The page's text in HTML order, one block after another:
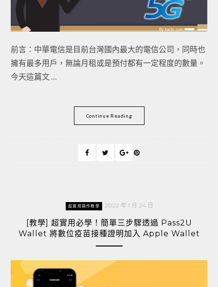
前言：中華電信是目前台灣國內最大的電信公司，同時也
擁有最多用戶，無論月租或是預付都有一定程度的數量。
今天這篇文 …
Continue Reading
超實用操作教學 2022 年 1 月 24 日
[教學] 超實用必學！簡單三步驟透過 Pass2U
Wallet 將數位疫苗接種證明加入 Apple Wallet